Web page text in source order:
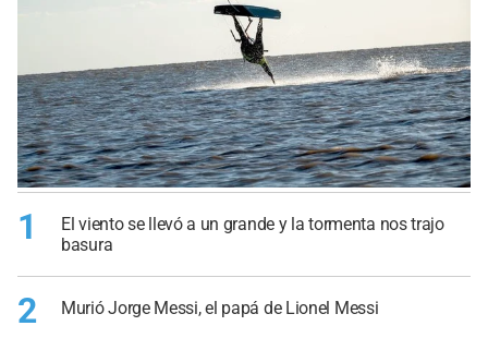
1
El viento se llevó a un grande y la tormenta nos trajo
basura
2 Murió Jorge Messi, el papá de Lionel Messi